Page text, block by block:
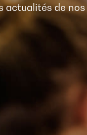
actualités de